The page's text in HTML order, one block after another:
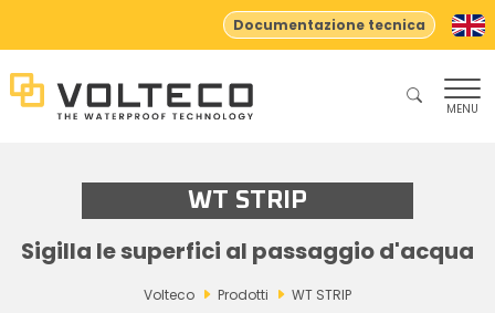
Documentazione tecnica
MENU
WT STRIP
Sigilla le superfici al passaggio d'acqua
Volteco Prodotti WT STRIP